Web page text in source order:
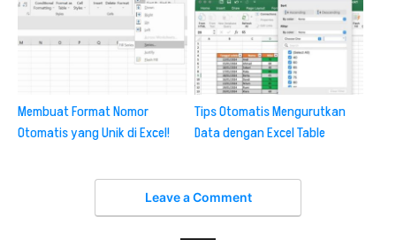
Membuat Format Nomor
Otomatis yang Unik di Excel!
Tips Otomatis Mengurutkan
Data dengan Excel Table
Leave a Comment